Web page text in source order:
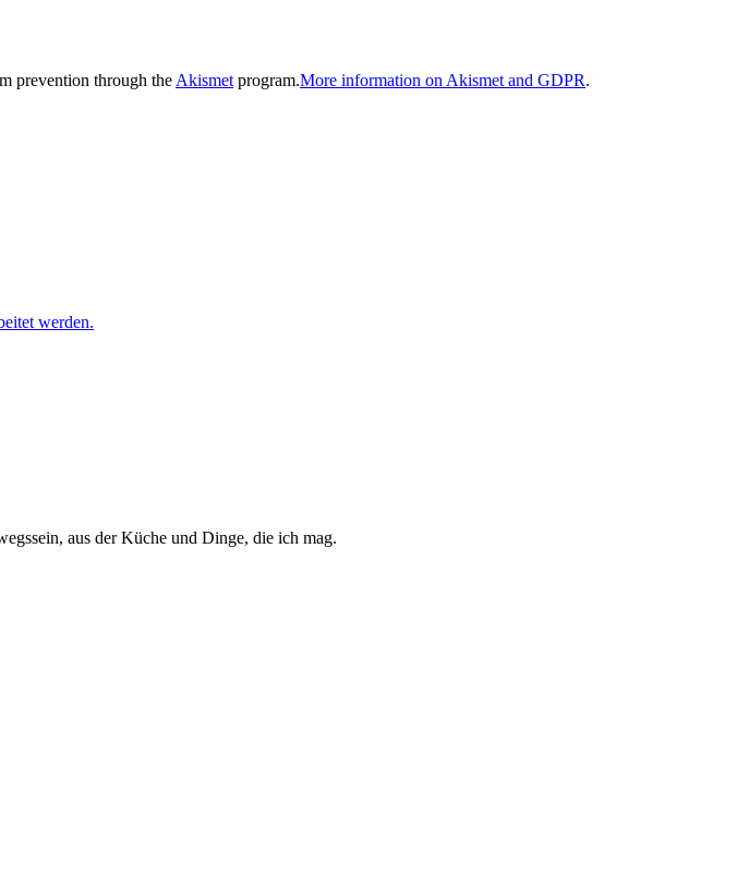
prevention through the Akismet program.More information on Akismet and GDPR.
werden.
aus der Küche und Dinge, die ich mag.